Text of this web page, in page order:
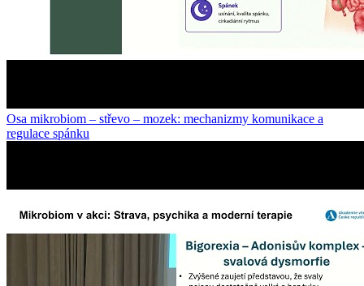
Osa mikrobiom – střevo – mozek: mechanizmy komunikace a
regulace spánku